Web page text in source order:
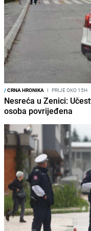
/CRNA HRONIKA I PRIJE OKO 15H
Nesreća u Zenici:
osoba povrijeđena